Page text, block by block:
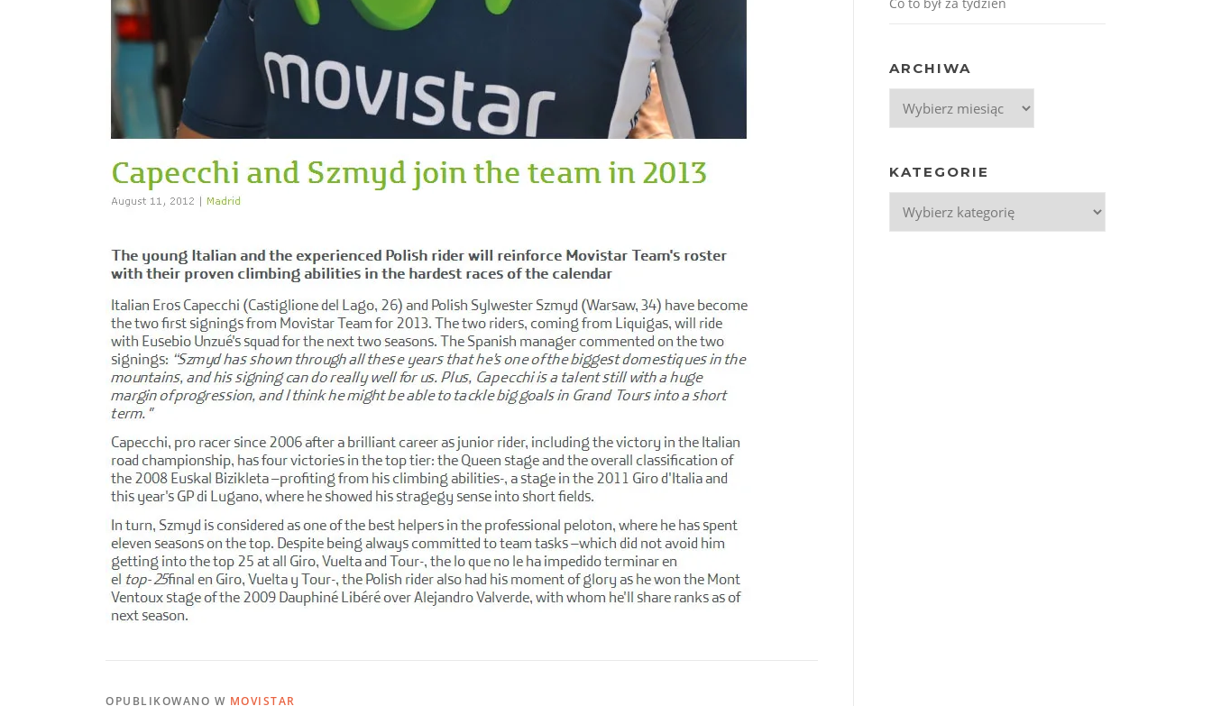
OPUBLIKOWANO W MOVISTAR
ARCHIWA
Archiwa
KATEGORIE
Kategorie